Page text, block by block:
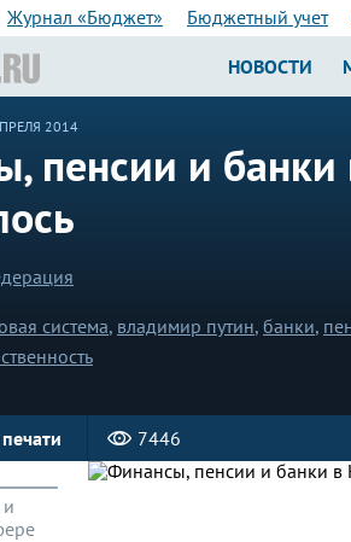
Журнал «Бюджет» Бюджетный учет
НОВОСТИ
2014
пенсии и
система, владимир путин, банки,
7446